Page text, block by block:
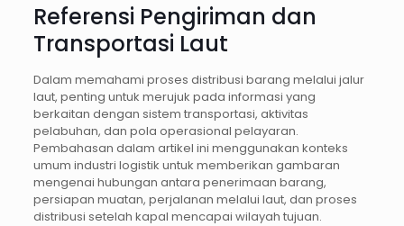
Referensi Pengiriman dan
Transportasi Laut
Dalam memahami proses distribusi barang melalui jalur
laut, penting untuk merujuk pada informasi yang
berkaitan dengan sistem transportasi, aktivitas
pelabuhan, dan pola operasional pelayaran.
Pembahasan dalam artikel ini menggunakan konteks
umum industri logistik untuk memberikan gambaran
mengenai hubungan antara penerimaan barang,
persiapan muatan, perjalanan melalui laut, dan proses
distribusi setelah kapal mencapai wilayah tujuan.